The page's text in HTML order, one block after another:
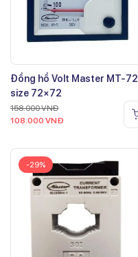
Đồng hồ Volt Master MT-72
size 72×72
158.000VNĐ
108.000 VNĐ
-29%